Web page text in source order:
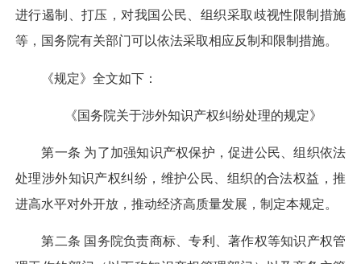
进行遏制、打压，对我国公民、组织采取歧视性限制措施
等，国务院有关部门可以依法采取相应反制和限制措施。
《规定》全文如下：
《国务院关于涉外知识产权纠纷处理的规定》
第一条 为了加强知识产权保护，促进公民、组织依法
处理涉外知识产权纠纷，维护公民、组织的合法权益，推
进高水平对外开放，推动经济高质量发展，制定本规定。
第二条 国务院负责商标、专利、著作权等知识产权管